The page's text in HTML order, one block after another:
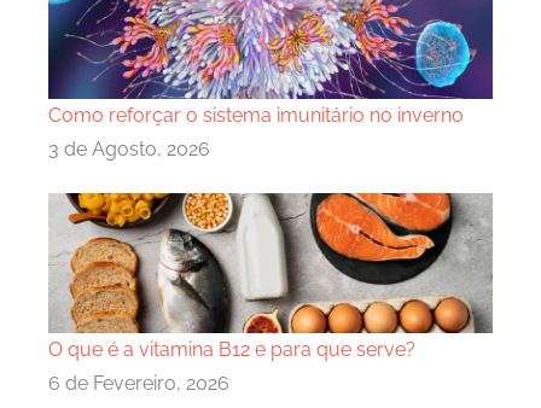
Como reforçar o sistema imunitário no inverno
3 de Agosto, 2026
O que é a vitamina B12 e para que serve?
6 de Fevereiro, 2026